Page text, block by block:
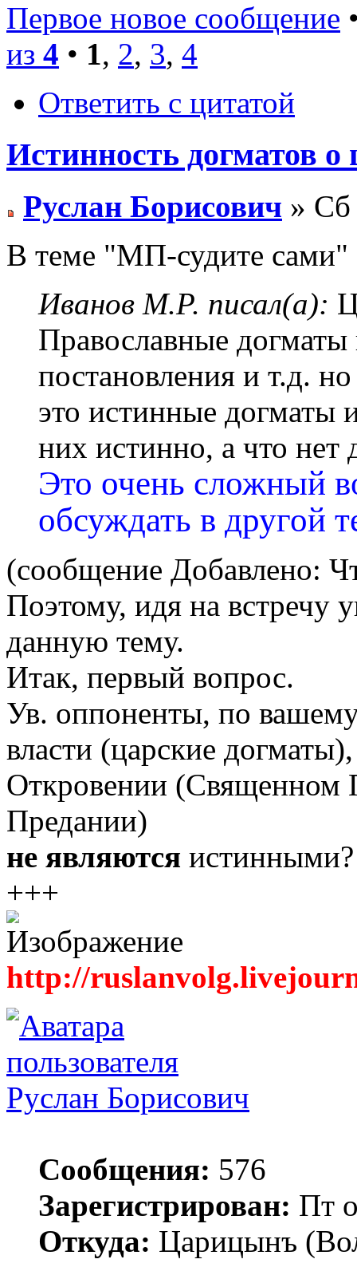
Первое новое сообщение
из 4 • 1, 2, 3, 4
Ответить с цитатой
Истинность догматов о
Руслан Борисович » Сб
В теме "МП-судите сами"
Иванов М.Р. писал(а):
Православные
постановления и т.д.
это истинные догматы
них истинно, а что нет
Это очень сложный
обсуждать в другой
(сообщение Добавлено:
Поэтому, идя на встречу
данную тему.
Итак, первый вопрос.
Ув. оппоненты, по
власти (царские
Откровении (Священном
Предании)
не являются истинными?
+++
http://
Руслан Борисович
Сообщения: 576
Зарегистрирован: Пт
Откуда: Царицынъ